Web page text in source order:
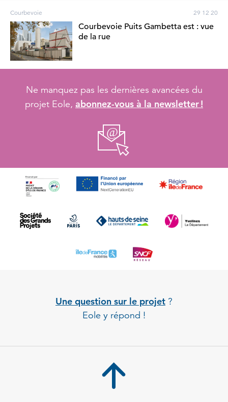
Courbevoie 29 12 20
Courbevoie Puits Gambetta est : vue
de la rue
Ne manquez pas les dernières avancées du
projet Eole, abonnez-vous à la newsletter !
Une question sur le projet ?
Eole y répond !